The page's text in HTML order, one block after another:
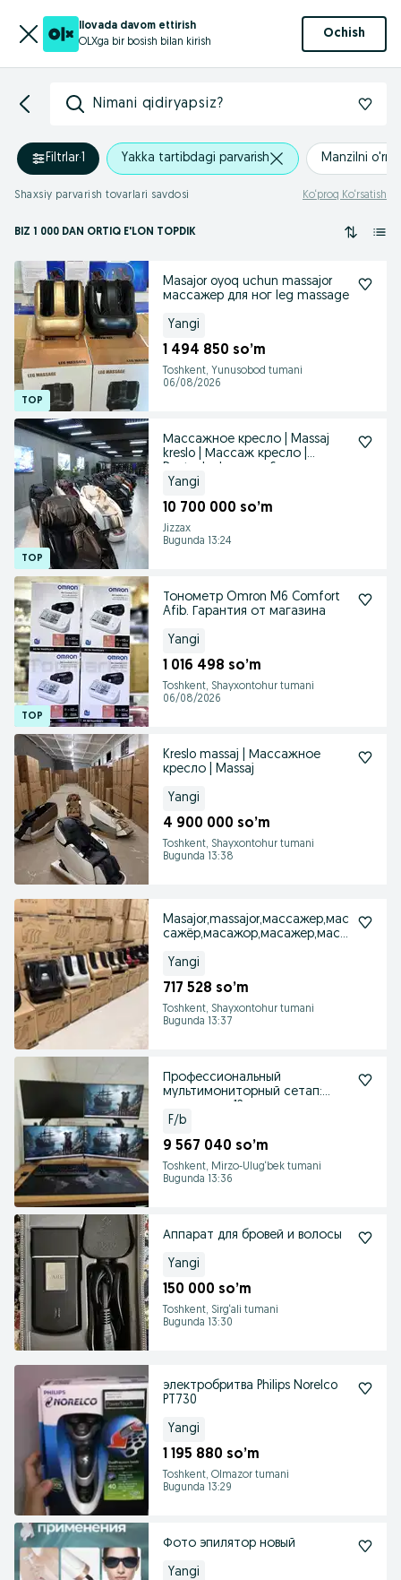
Ilovada davom ettirish
OLXga bir bosish bilan kirish
Ochish
Nimani qidiryapsiz?
Filtrlar·1 Yakka tartibdagi parvarish Manzilni
Shaxsiy parvarish tovarlari savdosi Ko‘proq Ko‘rsatish
BIZ 1 000 DAN ORTIQ E'LON TOPDIK
Masajor oyoq uchun massajor
массажер для ног leg massage
Yangi
1 494 850 so’m
Toshkent, Yunusobod tumani
06/08/2026
Массажное кресло | Massaj
kreslo | Массаж кресло |
Yangi
10 700 000 so’m
Jizzax
Bugunda 13:24
Тонометр Omron M6 Comfort
Afib. Гарантия от магазина
Yangi
1 016 498 so’m
Toshkent, Shayxontohur tumani
06/08/2026
Kreslo massaj | Массажное
кресло | Massaj
Yangi
4 900 000 so’m
Toshkent, Shayxontohur tumani
Bugunda 13:38
Masajor,massajor,массажер,мас
сажёр,масажор,масажер,масс
Yangi
717 528 so’m
Toshkent, Shayxontohur tumani
Bugunda 13:37
Профессиональный
мультимониторный сетап:
F/b
9 567 040 so’m
Toshkent, Mirzo-Ulug‘bek tumani
Bugunda 13:36
Аппарат для бровей и волосы
Yangi
150 000 so’m
Toshkent, Sirg‘ali tumani
Bugunda 13:30
электробритва Philips Norelco
PT730
Yangi
1 195 880 so’m
Toshkent, Olmazor tumani
Bugunda 13:29
Фото эпилятор новый
Yangi